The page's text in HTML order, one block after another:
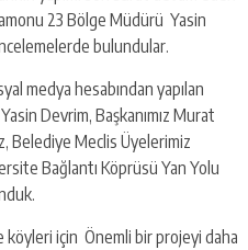
23 Bölge Müdürü Yasin
bulundular.
medya hesabından yapılan
Devrim, Başkanımız Murat
Belediye Meclis Üyelerimiz
Bağlantı Köprüsü Yan Yolu
için Önemli bir projeyi daha